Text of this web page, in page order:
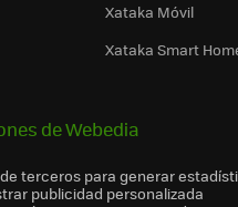
Xataka Móvil
Xataka Smart
de Webedia
terceros para generar
publicidad personalizada